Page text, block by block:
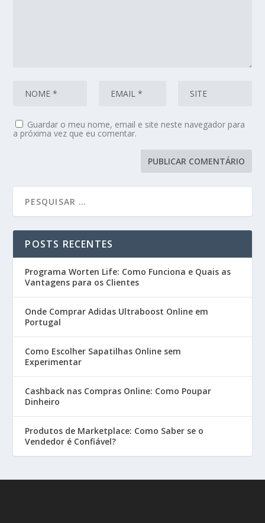
Guardar o meu nome, email e site neste navegador para
a próxima vez que eu comentar.
POSTS RECENTES
Programa Worten Life: Como Funciona e Quais as
Vantagens para os Clientes
Onde Comprar Adidas Ultraboost Online em
Portugal
Como Escolher Sapatilhas Online sem
Experimentar
Cashback nas Compras Online: Como Poupar
Dinheiro
Produtos de Marketplace: Como Saber se o
Vendedor é Confiável?